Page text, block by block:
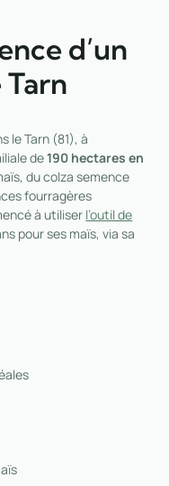
d’un
le Tarn (81), à
de190 hectares en
du colza semence
fourragères
à utiliser l’outil de
pour ses maïs, via sa